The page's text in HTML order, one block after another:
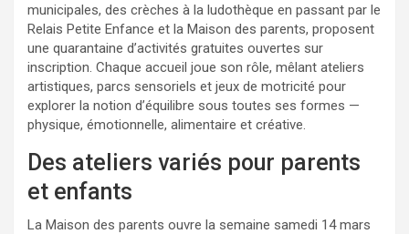
municipales, des crèches à la ludothèque en passant par le
Relais Petite Enfance et la Maison des parents, proposent
une quarantaine d’activités gratuites ouvertes sur
inscription. Chaque accueil joue son rôle, mêlant ateliers
artistiques, parcs sensoriels et jeux de motricité pour
explorer la notion d’équilibre sous toutes ses formes —
physique, émotionnelle, alimentaire et créative.
Des ateliers variés pour parents
et enfants
La Maison des parents ouvre la semaine samedi 14 mars